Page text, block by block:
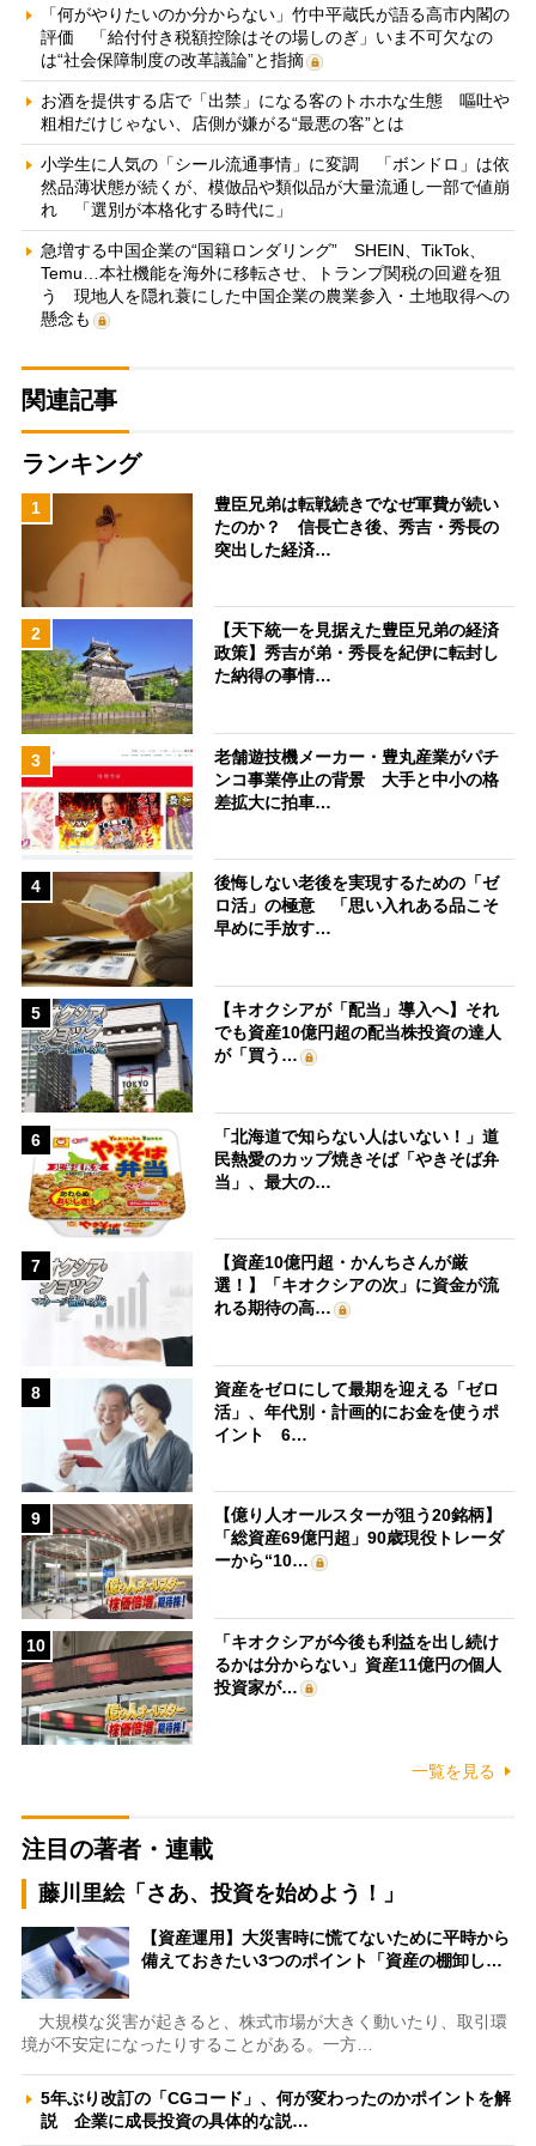
「何がやりたいのか分からない」竹中平蔵氏が語る高市内閣の
評価 「給付付き税額控除はその場しのぎ」いま不可欠なの
は“社会保障制度の改革議論”と指摘
お酒を提供する店で「出禁」になる客のトホホな生態 嘔吐や
粗相だけじゃない、店側が嫌がる“最悪の客”とは
小学生に人気の「シール流通事情」に変調 「ボンドロ」は依
然品薄状態が続くが、模倣品や類似品が大量流通し一部で値崩
れ 「選別が本格化する時代に」
急増する中国企業の“国籍ロンダリング” SHEIN、TikTok、
Temu…本社機能を海外に移転させ、トランプ関税の回避を狙
う 現地人を隠れ蓑にした中国企業の農業参入・土地取得への
懸念も
関連記事
ランキング
1
豊臣兄弟は転戦続きでなぜ軍費が続い
たのか？ 信長亡き後、秀吉・秀長の
突出した経済…
2
【天下統一を見据えた豊臣兄弟の経済
政策】秀吉が弟・秀長を紀伊に転封し
た納得の事情…
3
老舗遊技機メーカー・豊丸産業がパチ
ンコ事業停止の背景 大手と中小の格
差拡大に拍車…
4
後悔しない老後を実現するための「ゼ
ロ活」の極意 「思い入れある品こそ
早めに手放す…
5
【キオクシアが「配当」導入へ】それ
でも資産10億円超の配当株投資の達人
が「買う…
6
「北海道で知らない人はいない！」道
民熱愛のカップ焼きそば「やきそば弁
当」、最大の…
7
【資産10億円超・かんちさんが厳
選！】「キオクシアの次」に資金が流
れる期待の高…
8
資産をゼロにして最期を迎える「ゼロ
活」、年代別・計画的にお金を使うポ
イント 6…
9
【億り人オールスターが狙う20銘柄】
「総資産69億円超」90歳現役トレーダ
ーから“10…
10
「キオクシアが今後も利益を出し続け
るかは分からない」資産11億円の個人
投資家が…
一覧を見る
注目の著者・連載
藤川里絵「さあ、投資を始めよう！」
【資産運用】大災害時に慌てないために平時から
備えておきたい3つのポイント「資産の棚卸し…
大規模な災害が起きると、株式市場が大きく動いたり、取引環
境が不安定になったりすることがある。一方…
5年ぶり改訂の「CGコード」、何が変わったのかポイントを解
説 企業に成長投資の具体的な説…